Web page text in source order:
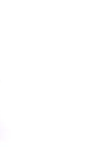
popruh,
je